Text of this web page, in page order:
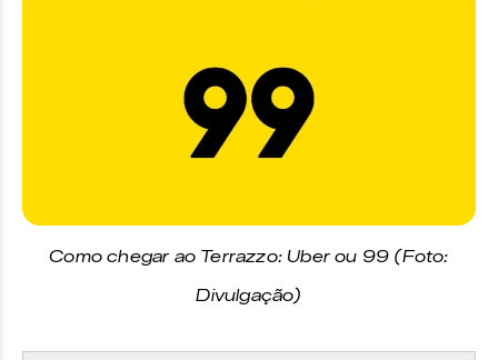
Como chegar ao Terrazzo: Uber ou 99 (Foto:
Divulgação)